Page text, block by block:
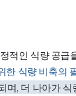
적인 식량 공급
한 식량 비축의
며, 더 나아가